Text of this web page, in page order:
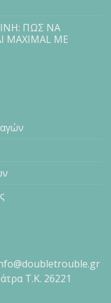
ΠΩΣ ΝΑ
MAXIMAL ΜΕ
Τ.Κ. 26221